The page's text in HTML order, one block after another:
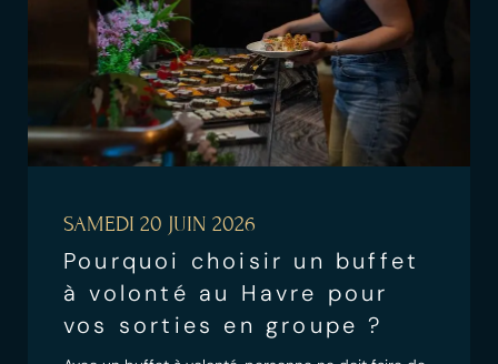
SAMEDI 20 JUIN 2026
Pourquoi choisir un buffet
à volonté au Havre pour
vos sorties en groupe ?